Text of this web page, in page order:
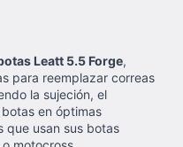
Leatt 5.5 Forge,
para reemplazar correas
la sujeción, el
en óptimas
que usan sus botas